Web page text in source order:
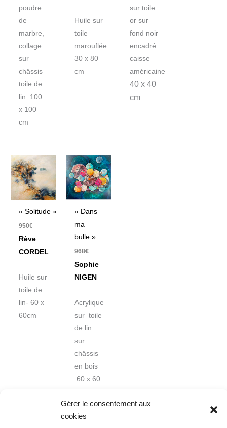
Gérer le consentement aux
cookies
poudre
de
marbre,
collage
sur
châssis
toile de
lin 100
x 100
cm
Huile sur
toile
marouflée
30 x 80
cm
sur toile
or sur
fond noir
encadré
caisse
américaine
40 x 40
cm
« Solitude »
950€
Rève
CORDEL
Huile sur
toile de
lin- 60 x
60cm
« Dans
ma
bulle »
968€
Sophie
NIGEN
Acrylique
sur toile
de lin
sur
châssis
en bois
60 x 60